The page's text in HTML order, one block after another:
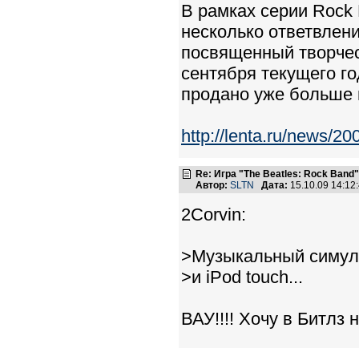
В рамках серии
несколько
посвященный
сентября текущего
продано уже больше
http://lenta.ru/news/
Re: Игра "The Beatles: Rock Band"
Автор: SLTN Дата: 15.10.09
2Corvin:
>Музыкальный
>и iPod touch...
ВАУ!!!! Хочу в Битлз